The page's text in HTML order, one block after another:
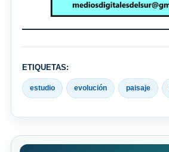
ETIQUETAS:
estudio evolución paisaje